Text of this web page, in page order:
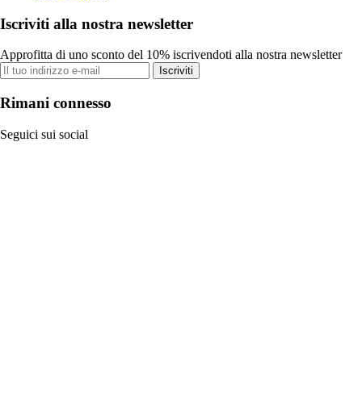
Iscriviti alla nostra newsletter
Approfitta di uno sconto del 10% iscrivendoti alla nostra newsletter
Iscriviti
Rimani connesso
Seguici sui social